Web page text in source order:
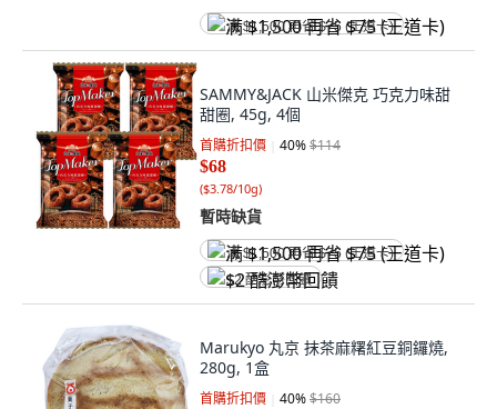
满 $1,500 再省 $75 (王道卡)
SAMMY&JACK 山米傑克 巧克力味甜
甜圈, 45g, 4個
首購折扣價 40%$114
$68
($3.78/10g)
暫時缺貨
满 $1,500 再省 $75 (王道卡)
$2 酷澎幣回饋
Marukyo 丸京 抹茶麻糬紅豆銅鑼燒,
280g, 1盒
首購折扣價 40%$160